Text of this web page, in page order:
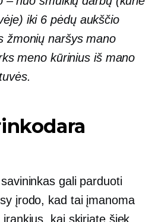
iki 6 pėdųaukščio
žmonių naršys mano
meno kūrinius iš mano
gali parduoti
įrodo, kad tai įmanoma
kai skiriate šiek